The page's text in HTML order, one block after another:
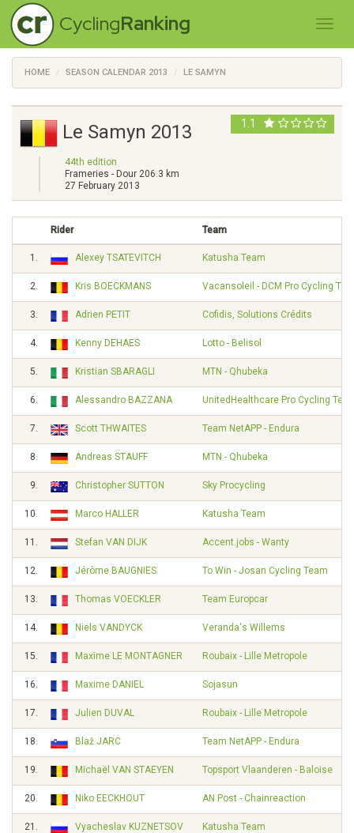
CyclingRanking
HOME SEASON CALENDAR 2013 LE SAMYN
1.1
Le Samyn 2013
44th edition
Frameries - Dour 206.3 km
27 February 2013
Rider Team
1. Alexey TSATEVITCH Katusha Team
2. Kris BOECKMANS Vacansoleil - DCM Pro Cycling
3. Adrien PETIT Cofidis, Solutions Crédits
4. Kenny DEHAES Lotto - Belisol
5. Kristian SBARAGLI MTN - Qhubeka
6. Alessandro BAZZANA UnitedHealthcare Pro Cycling
7. Scott THWAITES Team NetAPP - Endura
8. Andreas STAUFF MTN - Qhubeka
9. Christopher SUTTON Sky Procycling
10. Marco HALLER Katusha Team
11. Stefan VAN DIJK Accent.jobs - Wanty
12. Jérôme BAUGNIES To Win - Josan Cycling Team
13. Thomas VOECKLER Team Europcar
14. Niels VANDYCK Veranda's Willems
15. Maxime LE MONTAGNER Roubaix - Lille Metropole
16. Maxime DANIEL Sojasun
17. Julien DUVAL Roubaix - Lille Metropole
18. Blaž JARC Team NetAPP - Endura
19. Michaël VAN STAEYEN Topsport Vlaanderen - Baloise
20. Niko EECKHOUT AN Post - Chainreaction
21. Vyacheslav KUZNETSOV Katusha Team